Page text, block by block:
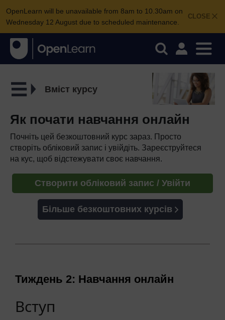
CLOSE
OpenLearn will be unavailable from 8am to 10.30am on
Wednesday 12 August due to scheduled maintenance.
Вміст курсу
Як почати навчання онлайн
Почніть цей безкоштовний курс зараз. Просто
створіть обліковий запис і увійдіть. Зареєструйтеся
на кус, щоб відстежувати своє навчання.
Створити обліковий запис / Увійти
Більше безкоштовних курсів
Тиждень 2: Навчання онлайн
Вступ